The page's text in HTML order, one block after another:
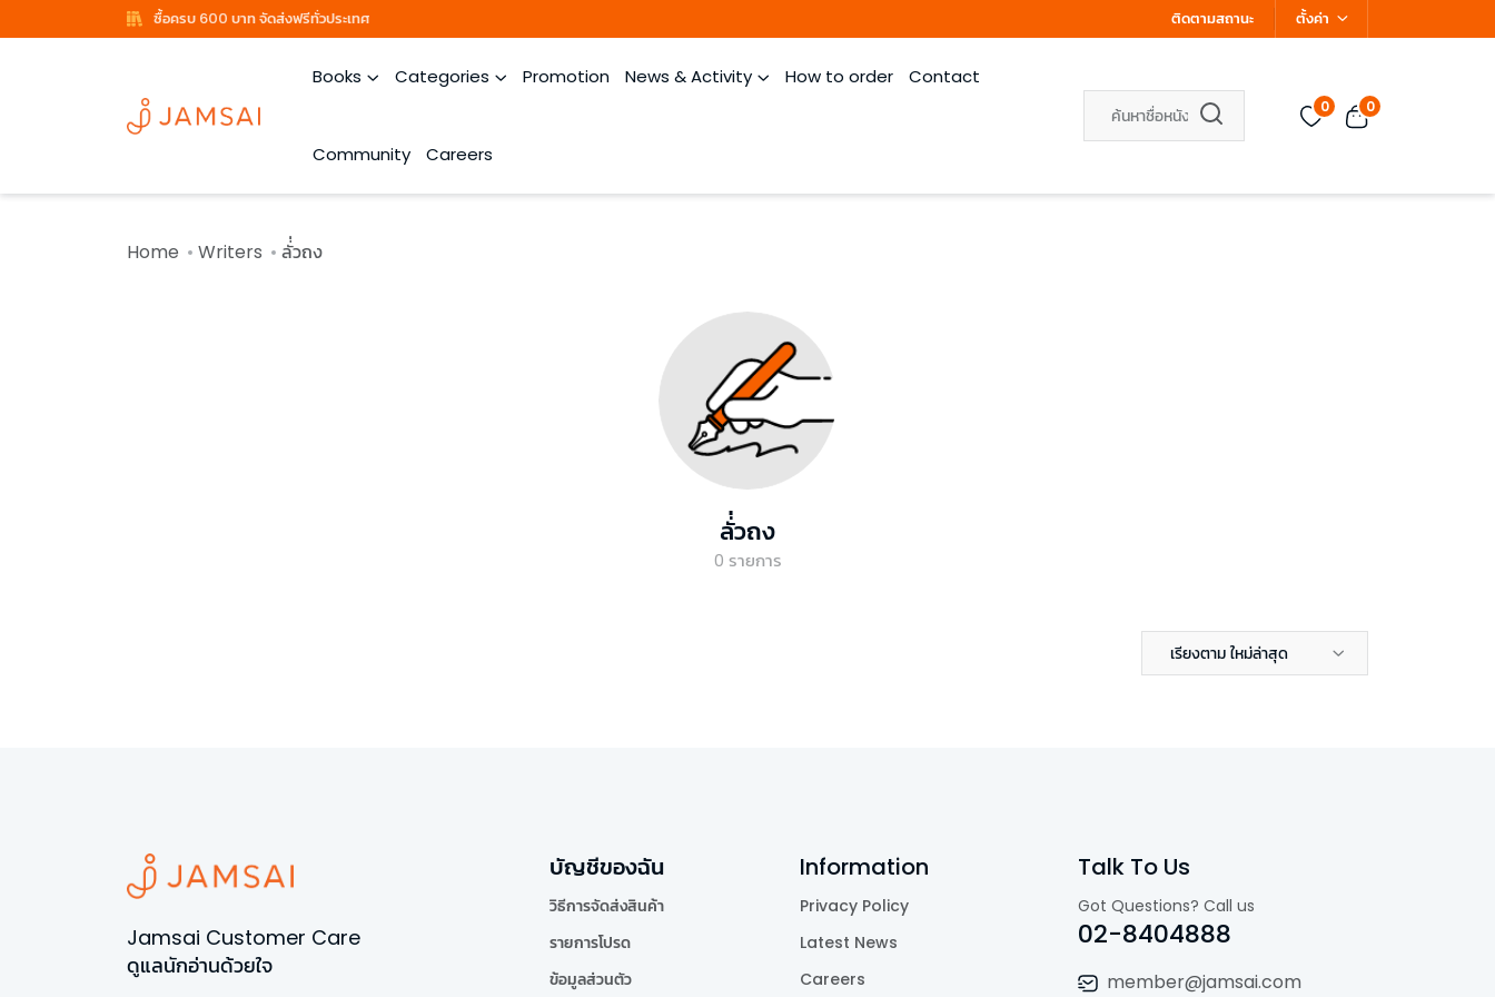
ซื้อครบ 600 บาท จัดส่งฟรีทั่วประเทศ ติดตามสถานะ ตั้งค่า
Books Categories Promotion News & Activity How to order Contact
Community Careers
0 0
Home Writers ลั่่วถง
ลั่่วถง
0 รายการ
เรียงตาม ใหม่ล่าสุด
Jamsai Customer Care
ดูแลนักอ่านด้วยใจ
บัญชีของฉัน
วิธีการจัดส่งสินค้า
รายการโปรด
ข้อมูลส่วนตัว
Information
Privacy Policy
Latest News
Careers
Talk To Us
Got Questions? Call us
02-8404888
member@jamsai.com